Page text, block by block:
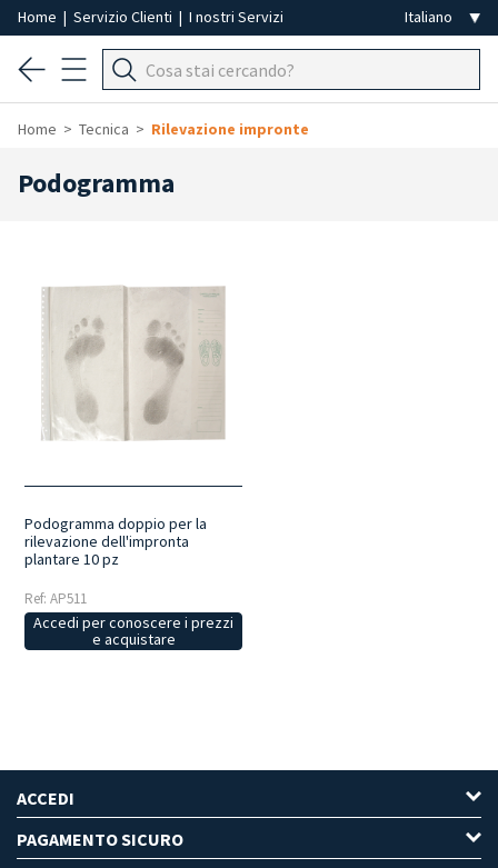
Home | Servizio Clienti | I nostri Servizi
Home Tecnica Rilevazione impronte
Podogramma
Podogramma doppio per la
rilevazione dell'impronta
plantare 10 pz
Ref: AP511
Accedi per conoscere i prezzi
e acquistare
ACCEDI
PAGAMENTO SICURO